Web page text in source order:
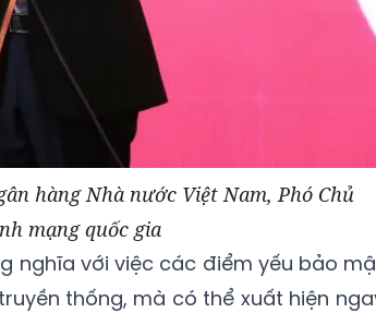
hàng Nhà nước Việt Nam, Phó Chủ
mạng quốc gia
nghĩa với việc các điểm yếu bảo
thống, mà có thể xuất hiện